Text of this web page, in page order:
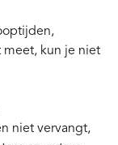
meet, kun je niet
niet vervangt,